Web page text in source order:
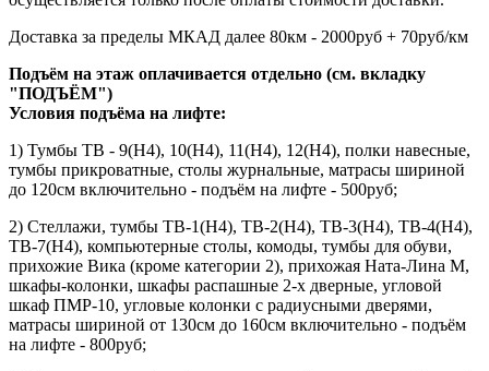
Доставка за пределы МКАД далее 80км - 2000руб + 70руб/км
Подъём на этаж оплачивается отдельно (см. вкладку
"ПОДЪЁМ")
Условия подъёма на лифте:
1) Тумбы ТВ - 9(Н4), 10(Н4), 11(Н4), 12(Н4), полки навесные,
тумбы прикроватные, столы журнальные, матрасы шириной
до 120см включительно - подъём на лифте - 500руб;
2) Стеллажи, тумбы ТВ-1(Н4), ТВ-2(Н4), ТВ-3(Н4), ТВ-4(Н4),
ТВ-7(Н4), компьютерные столы, комоды, тумбы для обуви,
прихожие Вика (кроме категории 2), прихожая Ната-Лина М,
шкафы-колонки, шкафы распашные 2-х дверные, угловой
шкаф ПМР-10, угловые колонки с радиусными дверями,
матрасы шириной от 130см до 160см включительно - подъём
на лифте - 800руб;